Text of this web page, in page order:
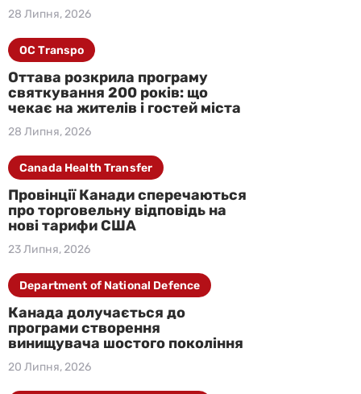
28 Липня, 2026
Оттава розкрила програму
святкування 200 років: що
чекає на жителів і гостей міста
28 Липня, 2026
OC Transpo
Провінції Канади сперечаються
про торговельну відповідь на
нові тарифи США
23 Липня, 2026
Canada Health Transfer
Канада долучається до
програми створення
винищувача шостого покоління
20 Липня, 2026
Department of National Defence